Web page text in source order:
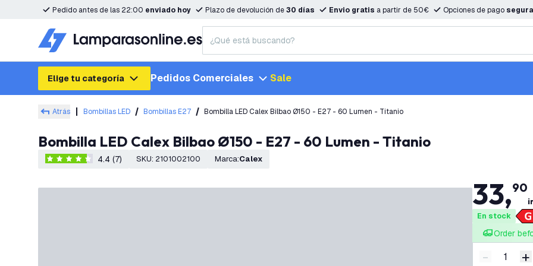
Pedido antes de las 22:00 enviado hoy Plazo de devolución de30 días Envio gratis a partir de 50€ Opciones de pago
Elige tu categoría Pedidos Comerciales Sale
Atrás Bombillas LED Bombillas E27 Bombilla LED Calex Bilbao Ø150 - E27 - 60 Lumen - Titanio
Bombilla LED Calex Bilbao Ø150 - E27 - 60 Lumen - Titanio
4.4 estrellas de puntuación
4.4 (7) SKU: 2101002100 Marca: Calex
33,90
En stock
Order
Disminuir
- +